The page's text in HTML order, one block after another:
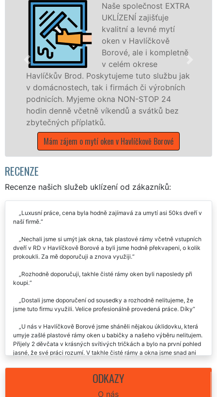
Naše společnost EXTRA
UKLÍZENÍ zajišťuje
kvalitní a levné mytí
oken v Havlíčkově
Borové, ale i kompletně
v celém okrese
Brod. Poskytujeme tuto službu jak
tak i firmách či výrobních
Myjeme okna NON-STOP 24
včetně víkendů a svátků bez
příplatků.
zájem o mytí oken v Havlíčkově Borové
dřevěná
RECENZE
Recenze našich služeb uklízení od zákazníků:
Luxusní práce, cena byla hodně zajímavá za umytí asi 50ks dveří v
naší firmě.
Nechali jsme si umýt jak okna, tak plastové rámy včetně vstupních
dveří v RD v Havlíčkově Borové a byli jsme hodně překvapeni, o kolik
prokoukli. Za mě doporučuji a znova využiji.
Rozhodně doporučuji, takhle čisté rámy oken byli naposledy při
koupi.
Dostali jsme doporučení od sousedky a rozhodně nelitujeme, že
jsme tuto firmu využili. Velice profesionálně provedená práce. Díky
U nás v Havlíčkově Borové jsme sháněli nějakou úklidovku, která
Přijely 2 děvčata v krásných svítivých tričkách a bylo na první pohled
jasné, že své práci rozumí. V takhle čisté rámy a okna jsme snad ani